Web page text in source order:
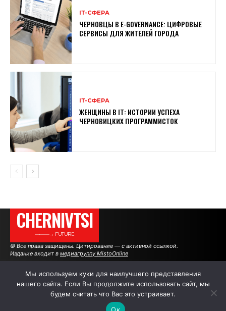
ІТ-СФЕРА
ЧЕРНОВЦЫ В E-GOVERNANCE: ЦИФРОВЫЕ
СЕРВИСЫ ДЛЯ ЖИТЕЛЕЙ ГОРОДА
ІТ-СФЕРА
ЖЕНЩИНЫ В ІТ: ИСТОРИИ УСПЕХА
ЧЕРНОВИЦКИХ ПРОГРАММИСТОК
CHERNIVTSI
———→ FUTURE
© Все права защищены. Цитирование — с активной ссылкой.
Издание входит в медиагруппу MistoOnline
АВТОРЫ РЕКЛАМА НА САЙТЕ
Мы используем куки для наилучшего представления
нашего сайта. Если Вы продолжите использовать сайт, мы
будем считать что Вас это устраивает.
Ок